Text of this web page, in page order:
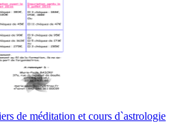
de méditation et cours d`astrologie